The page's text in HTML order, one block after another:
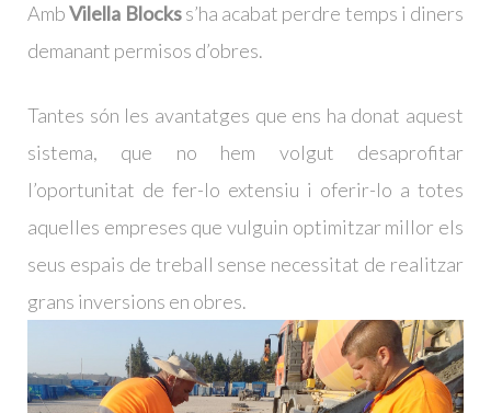
AmbVilella Blockss’ha acabat perdre temps i diners
demanant permisos d’obres.
Tantes són les avantatges que ens ha donat aquest
sistema, que no hem volgut desaprofitar
l’oportunitat de fer-lo extensiu i oferir-lo a totes
aquelles empreses que vulguin optimitzar millor els
seus espais de treball sense necessitat de realitzar
grans inversions en obres.